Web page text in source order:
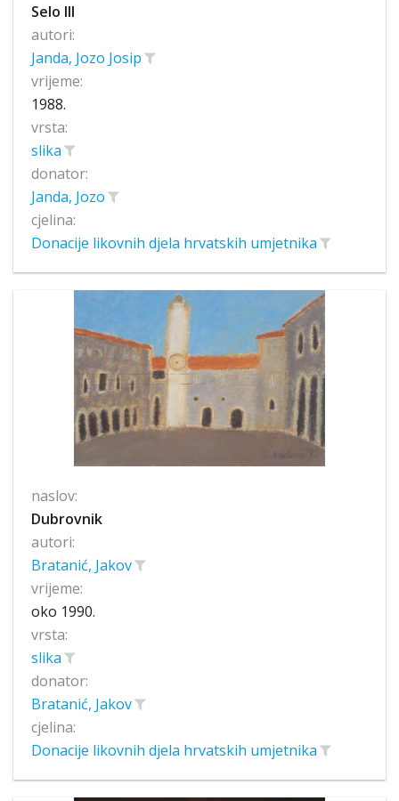
Selo III
autori:
Janda, Jozo Josip
vrijeme:
1988.
vrsta:
slika
donator:
Janda, Jozo
cjelina:
Donacije likovnih djela hrvatskih umjetnika
naslov:
Dubrovnik
autori:
Bratanić, Jakov
vrijeme:
oko 1990.
vrsta:
slika
donator:
Bratanić, Jakov
cjelina:
Donacije likovnih djela hrvatskih umjetnika